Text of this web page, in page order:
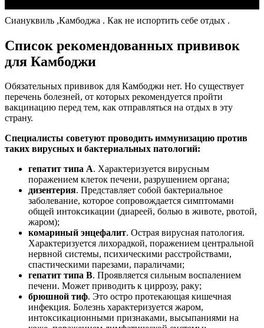
Сиануквиль ,Камбоджа . Как не испортить себе отдых .
Список рекомендованных прививок
для Камбоджи
Обязательных прививок для Камбоджи нет. Но существует
перечень болезней, от которых рекомендуется пройти
вакцинацию перед тем, как отправляться на отдых в эту
страну.
Специалисты советуют проводить иммунизацию против
таких вирусных и бактериальных патологий:
гепатит типа А. Характеризуется вирусным
поражением клеток печени, разрушением органа;
дизентерия. Представляет собой бактериальное
заболевание, которое сопровождается симптомами
общей интоксикации (диареей, болью в животе, рвотой,
жаром);
комариный энцефалит. Острая вирусная патология.
Характеризуется лихорадкой, поражением центральной
нервной системы, психическими расстройствами,
спастическими парезами, параличами;
гепатит типа В. Проявляется сильным воспалением
печени. Может приводить к циррозу, раку;
брюшной тиф. Это остро протекающая кишечная
инфекция. Болезнь характеризуется жаром,
интоксикационными признаками, высыпаниями на